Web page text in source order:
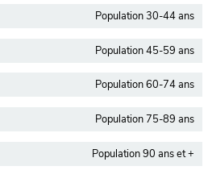
Population 30-44 ans
Population 45-59 ans
Population 60-74 ans
Population 75-89 ans
Population 90 ans et +